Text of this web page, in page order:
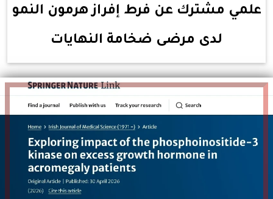
علمي مشترك عن فرط إفراز هرمون النمو
لدى مرضى ضخامة النهايات